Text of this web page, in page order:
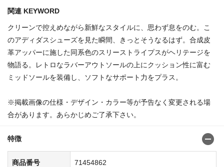
関連 KEYWORD
クリーンで控えめながら新鮮なスタイルに、思わず息をのむ。こ
のアディダスシューズを見た瞬間、きっとそうなるはず。合成皮
革アッパーに施した同系色のスリーストライプスがヘリテージを
物語る。レトロなラバーアウトソールの上にクッション性に富む
ミッドソールを装備し、ソフトなサポート力をプラス。
※掲載画像の仕様・デザイン・カラー等が予告なく変更される場
合があります。あらかじめご了承下さい。
特徴
商品番号 71454862